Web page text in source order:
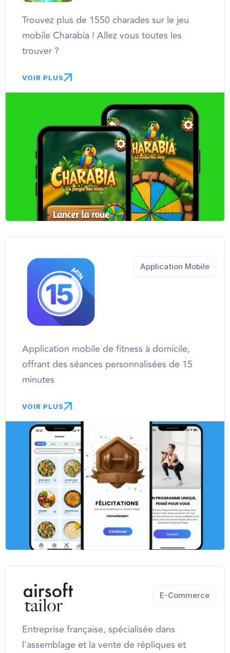
Trouvez plus de 1550 charades sur le jeu
mobile Charabia ! Allez vous toutes les
trouver ?
VOIR PLUS
Application mobile de fitness à domicile,
offrant des séances personnalisées de 15
minutes
VOIR PLUS
Application Mobile
Entreprise française, spécialisée dans
l'assemblage et la vente de répliques et
E-Commerce